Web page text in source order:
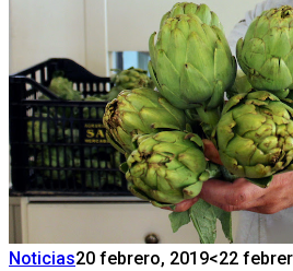
Noticias20 febrero, 2019<22